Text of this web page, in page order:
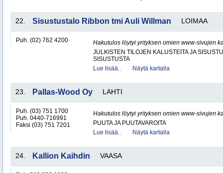
22. Sisustustalo Ribbon tmi Auli Willman LOIMAA
Puh. (02) 762 4200
Hakutulos löytyi yrityksen omien www-sivujen
JULKISTEN TILOJEN KALUSTEITA JA
SISUSTUSTA
Lue lisää..
Näytä kartalla
23. Pallas-Wood Oy LAHTI
Puh. (03) 751 1700
Puh. 0440-716991
Faksi (03) 751 7201
Hakutulos löytyi yrityksen omien www-sivujen
PUUTA JA PUUTAVAROITA
Lue lisää..
Näytä kartalla
24. Kallion Kaihdin VAASA